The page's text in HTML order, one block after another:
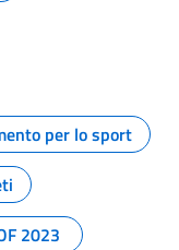
per lo sport
2023